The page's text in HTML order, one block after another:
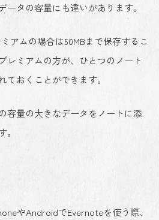
ータの容量にも違いがあります。
アムの場合は50MBまで保存するこ
レミアムの方が、ひとつのノート
ておくことができます。
容量の大きなデータをノートに添
やAndroidでEvernoteを使う際、